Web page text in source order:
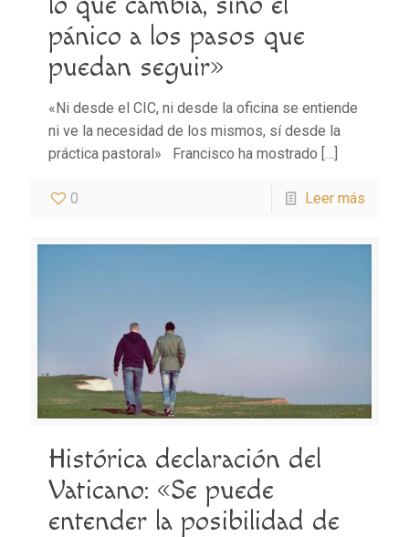
pánico a los pasos que
puedan seguir»
«Ni desde el CIC, ni desde la oficina se entiende
ni ve la necesidad de los mismos, sí desde la
práctica pastoral» Francisco ha mostrado […]
0 Leer más
Histórica declaración del
Vaticano: «Se puede
entender la posibilidad de